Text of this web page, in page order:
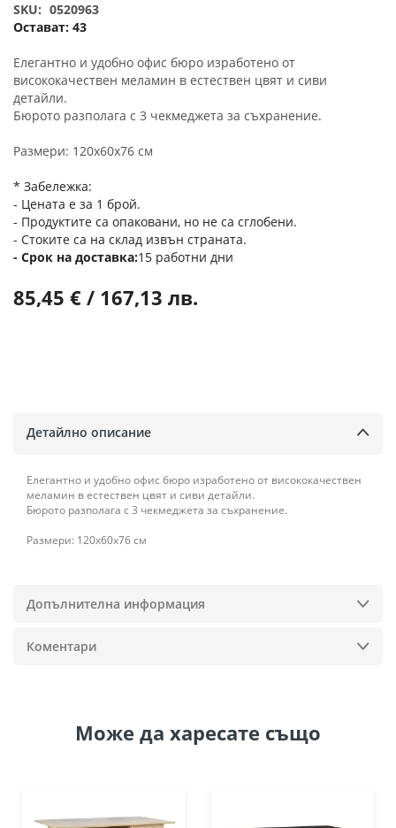
Остават: 43
SKU 0520963
Елегантно и удобно офис бюро изработено от
висококачествен меламин в естествен цвят и сиви
детайли.
Бюрото разполага с 3 чекмеджета за съхранение.
Размери: 120x60x76 см
* Забележка:
- Цената е за 1 брой.
- Продуктите са опаковани, но не са сглобени.
- Стоките са на склад извън страната.
Срок на доставка 15 работни дни
85,45 € / 167,13 лв.
със
снимки
Детайлно описание
Елегантно и удобно офис бюро изработено от висококачествен
меламин в естествен цвят и сиви детайли.
Бюрото разполага с 3 чекмеджета за съхранение.
Размери: 120x60x76 см
Допълнителна информация
Коментари
Може да харесате също